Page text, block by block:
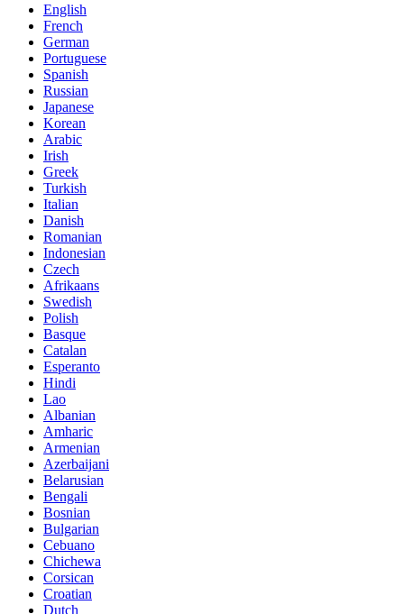
English
French
German
Portuguese
Spanish
Russian
Japanese
Korean
Arabic
Irish
Greek
Turkish
Italian
Danish
Romanian
Indonesian
Czech
Afrikaans
Swedish
Polish
Basque
Catalan
Esperanto
Hindi
Lao
Albanian
Amharic
Armenian
Azerbaijani
Belarusian
Bengali
Bosnian
Bulgarian
Cebuano
Chichewa
Corsican
Croatian
Dutch